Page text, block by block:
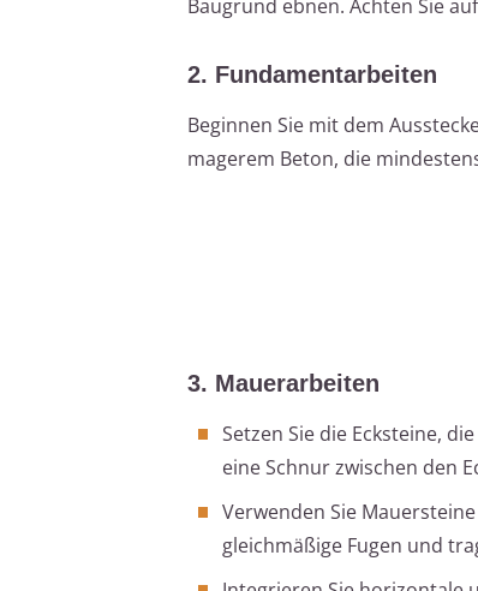
Baugrund ebnen. Achten Sie
2. Fundamentarbeiten
Beginnen Sie mit dem
magerem Beton, die
3. Mauerarbeiten
Setzen Sie die Ecksteine,
eine Schnur zwischen den
Verwenden Sie
gleichmäßige Fugen und